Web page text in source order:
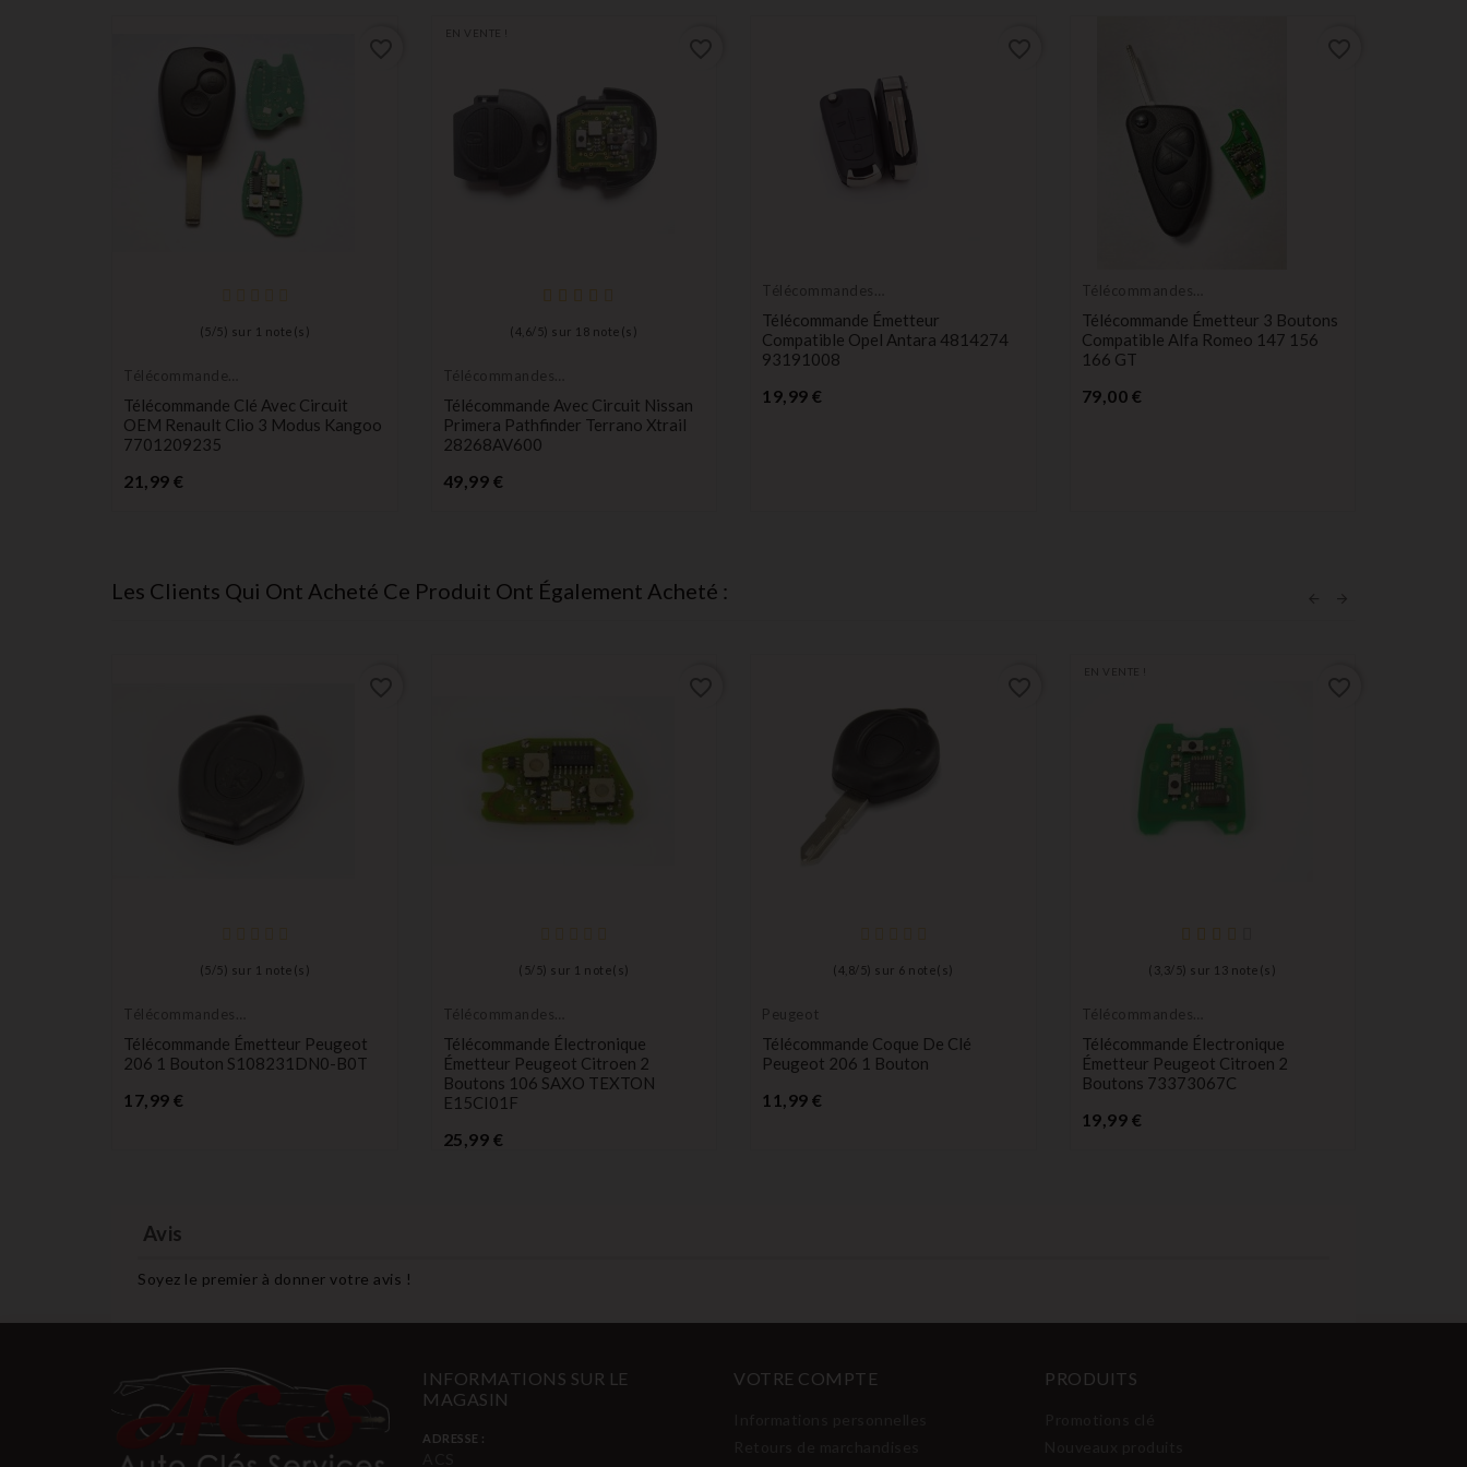
( 5 / 5) sur 1 note(s)
Télécommande
Télécommande Clé Avec Circuit
OEM Renault Clio 3 Modus Kangoo
7701209235
21,99 €
EN VENTE !
( 4,6/ 5) sur 18 note(s)
Télécommandes
Télécommande Avec Circuit Nissan
Primera Pathfinder Terrano Xtrail
28268AV600
49,99 €
Télécommandes
Télécommande Émetteur
Compatible Opel Antara 4814274
93191008
19,99 €
Télécommandes
Télécommande Émetteur 3 Boutons
Compatible Alfa Romeo 147 156
166 GT
79,00 €
Les Clients Qui Ont Acheté Ce Produit Ont Également Acheté :
( 5 / 5) sur 1 note(s)
Télécommandes
Télécommande Émetteur Peugeot
206 1 Bouton S108231DN0-B0T
17,99 €
( 5/ 5) sur 1 note(s)
Télécommandes
Télécommande Électronique
Émetteur Peugeot Citroen 2
Boutons 106 SAXO TEXTON
E15CI01F
25,99 €
( 4,8/ 5) sur 6 note(s)
Peugeot
Télécommande Coque De Clé
Peugeot 206 1 Bouton
11,99 €
EN VENTE !
( 3,3/ 5) sur 13 note(s)
Télécommandes
Télécommande Électronique
Émetteur Peugeot Citroen 2
Boutons 73373067C
19,99 €
Avis
Soyez le premier à donner votre avis !
INFORMATIONS SUR LE
MAGASIN
ADRESSE :
VOTRE COMPTE PRODUITS